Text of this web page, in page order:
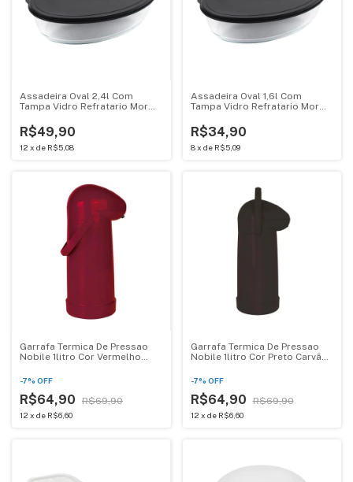
Assadeira Oval 2,4l Com
Tampa Vidro Refratario Mor
R$49,90
12 x de R$5,08
Assadeira Oval 1,6l Com
Tampa Vidro Refratario Mor
R$34,90
8 x de R$5,09
Garrafa Termica De Pressao
Nobile 1litro Cor Vermelho
-7% OFF
R$64,90 R$69,90
12 x de R$6,60
Garrafa Termica De Pressao
Nobile 1litro Cor Preto Carvão
-7% OFF
R$64,90 R$69,90
12 x de R$6,60